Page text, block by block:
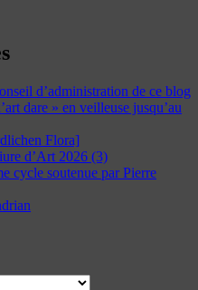
d’administration de ce blog
dare » en veilleuse jusqu’au
Flora]
d’Art 2026 (3)
cycle soutenue par Pierre